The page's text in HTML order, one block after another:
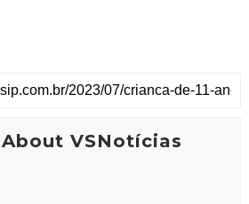
About VSNotícias